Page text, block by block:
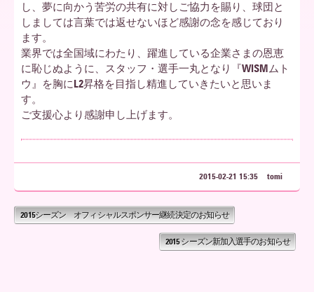
ア
北
海
道
し、夢に向かう苦労の共有に対しご協力を賜り、球団と
しましては言葉では返せないほど感謝の念を感じており
ます。
業界では全国域にわたり、躍進している企業さまの恩恵
に恥じぬように、スタッフ・選手一丸となり『WISMムト
ウ』を胸にL2昇格を目指し精進していきたいと思いま
す。
ご支援心より感謝申し上げます。
2015-02-21 15:35 tomi
2015シーズン オフィシャルスポンサー継続決定のお知らせ
2015 シーズン新加入選手のお知らせ